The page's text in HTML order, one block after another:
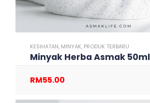
KESIHATAN, MINYAK, PRODUK TERBARU
Minyak Herba Asmak 50ml
RM55.00